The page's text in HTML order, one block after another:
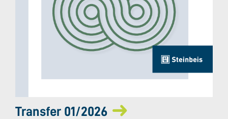
Transfer 01/2026